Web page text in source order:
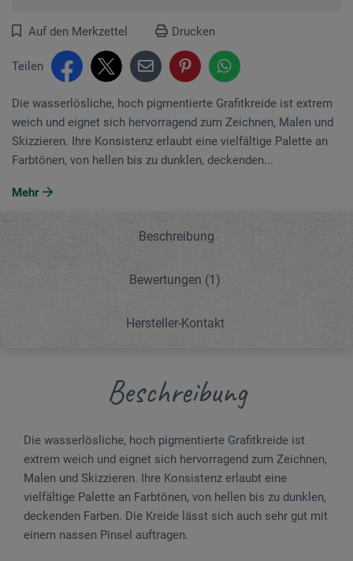
Auf den Merkzettel Drucken
Teilen
Die wasserlösliche, hoch pigmentierte Grafitkreide ist extrem
weich und eignet sich hervorragend zum Zeichnen, Malen und
Skizzieren. Ihre Konsistenz erlaubt eine vielfältige Palette an
Farbtönen, von hellen bis zu dunklen, deckenden...
Mehr
Beschreibung
Bewertungen (1)
Hersteller-Kontakt
Beschreibung
Die wasserlösliche, hoch pigmentierte Grafitkreide ist
extrem weich und eignet sich hervorragend zum Zeichnen,
Malen und Skizzieren. Ihre Konsistenz erlaubt eine
vielfältige Palette an Farbtönen, von hellen bis zu dunklen,
deckenden Farben. Die Kreide lässt sich auch sehr gut mit
einem nassen Pinsel auftragen.